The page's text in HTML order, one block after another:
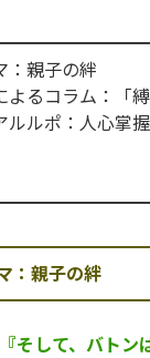
親子の絆
るコラム：「縛
ルポ：人心掌
：親子の絆
そして、バトン